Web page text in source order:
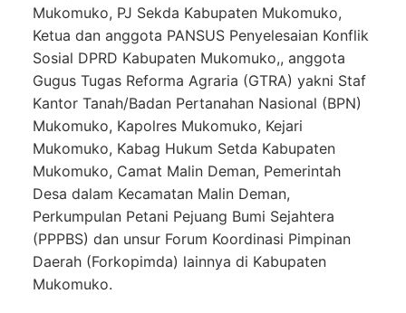
Mukomuko, PJ Sekda Kabupaten Mukomuko,
Ketua dan anggota PANSUS Penyelesaian Konflik
Sosial DPRD Kabupaten Mukomuko,, anggota
Gugus Tugas Reforma Agraria (GTRA) yakni Staf
Kantor Tanah/Badan Pertanahan Nasional (BPN)
Mukomuko, Kapolres Mukomuko, Kejari
Mukomuko, Kabag Hukum Setda Kabupaten
Mukomuko, Camat Malin Deman, Pemerintah
Desa dalam Kecamatan Malin Deman,
Perkumpulan Petani Pejuang Bumi Sejahtera
(PPPBS) dan unsur Forum Koordinasi Pimpinan
Daerah (Forkopimda) lainnya di Kabupaten
Mukomuko.